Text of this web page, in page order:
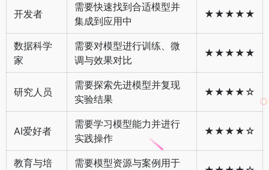
开发者
需要快速找到合适模型并
集成到应用中
★★★★★
数据科学
家
需要对模型进行训练、微
调与效果对比
★★★★★
研究人员
需要探索先进模型并复现
实验结果
★★★★☆
AI爱好者
需要学习模型能力并进行
实践操作
★★★★☆
教育与培
需要模型资源与案例用于